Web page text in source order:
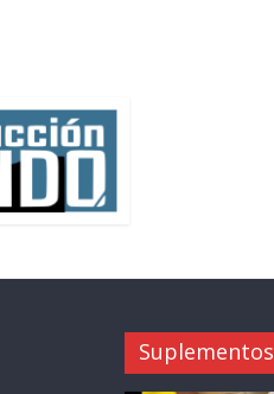
Suplementos